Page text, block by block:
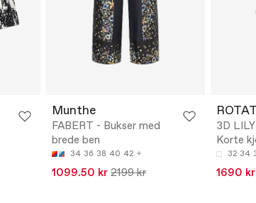
Munthe
FABERT - Bukser med
brede ben
34 36 38 40 42
1099.50 kr 2199 kr
3D
Korte
32 34
1690 kr